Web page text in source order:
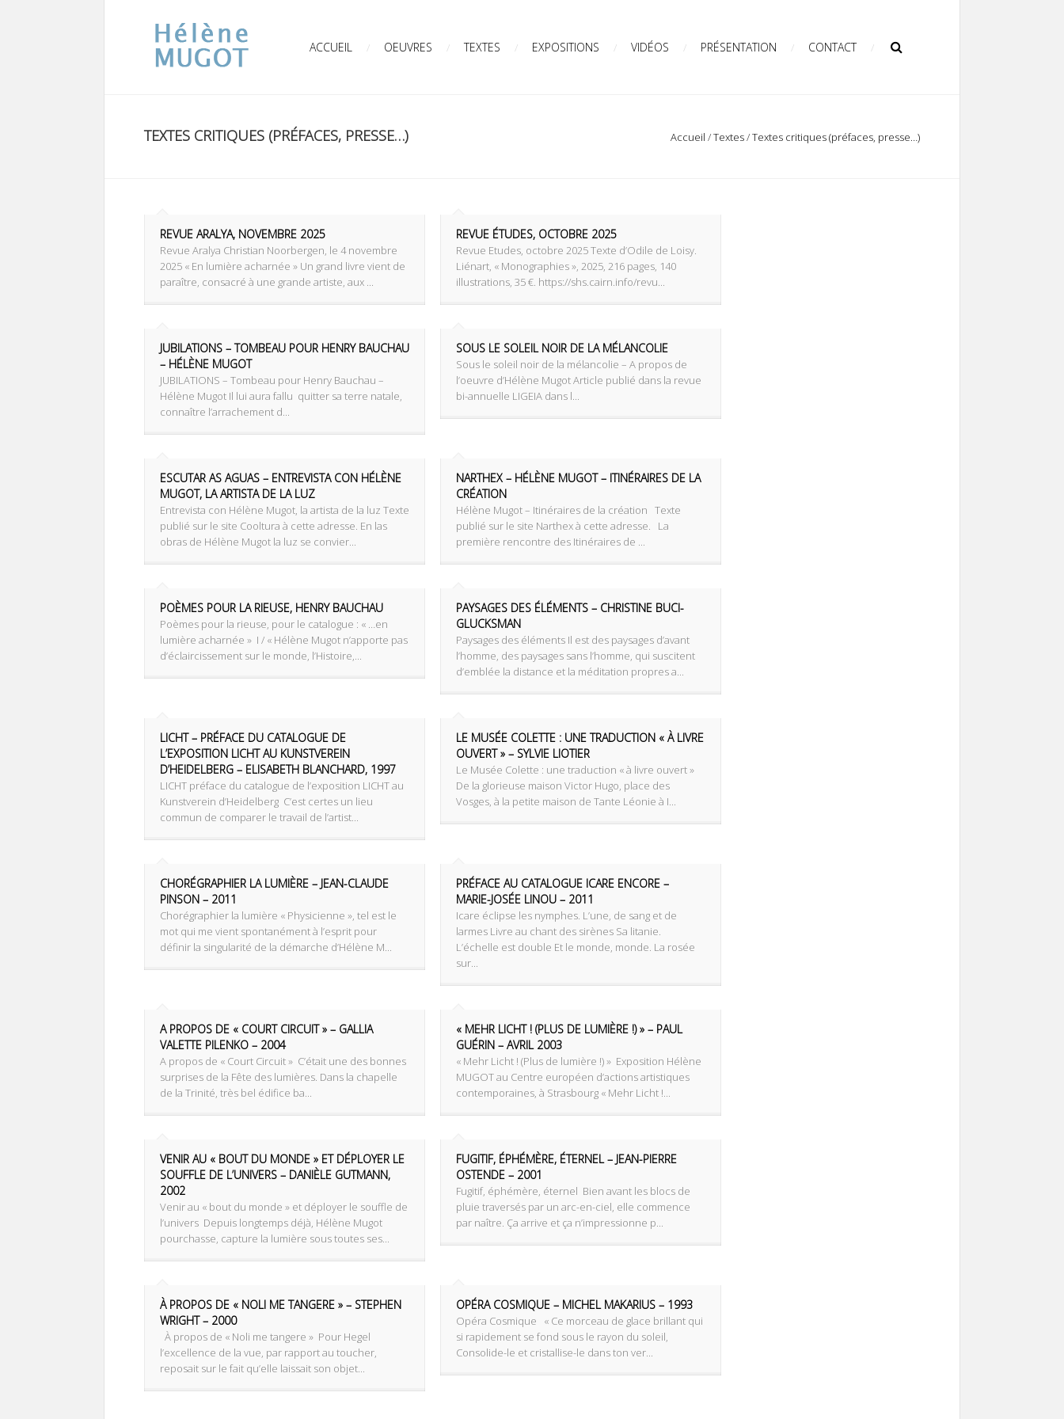
ACCUEIL OEUVRES TEXTES EXPOSITIONS VIDÉOS PRÉSENTATION CONTACT
TEXTES CRITIQUES (PRÉFACES, PRESSE…) Accueil /Textes/Textes critiques (préfaces, presse…)
REVUE ARALYA, NOVEMBRE 2025
Revue Aralya Christian Noorbergen, le 4 novembre
2025 « En lumière acharnée » Un grand livre vient de
paraître, consacré à une grande artiste, aux ...
REVUE ÉTUDES, OCTOBRE 2025
Revue Etudes, octobre 2025 Texte d’Odile de Loisy.
Liénart, « Monographies », 2025, 216 pages, 140
illustrations, 35 €. https://shs.cairn.info/revu...
JUBILATIONS – TOMBEAU POUR HENRY BAUCHAU
– HÉLÈNE MUGOT
JUBILATIONS – Tombeau pour Henry Bauchau –
Hélène Mugot Il lui aura fallu quitter sa terre natale,
connaître l’arrachement d...
SOUS LE SOLEIL NOIR DE LA MÉLANCOLIE
Sous le soleil noir de la mélancolie – A propos de
l’oeuvre d’Hélène Mugot Article publié dans la revue
bi-annuelle LIGEIA dans l...
ESCUTAR AS AGUAS – ENTREVISTA CON HÉLÈNE
MUGOT, LA ARTISTA DE LA LUZ
Entrevista con Hélène Mugot, la artista de la luz Texte
publié sur le site Cooltura à cette adresse. En las
obras de Hélène Mugot la luz se convier...
NARTHEX – HÉLÈNE MUGOT – ITINÉRAIRES DE LA
CRÉATION
Hélène Mugot – Itinéraires de la création Texte
publié sur le site Narthex à cette adresse. La
première rencontre des Itinéraires de ...
POÈMES POUR LA RIEUSE, HENRY BAUCHAU
‌Poèmes pour la rieuse, pour le catalogue : « …en
lumière acharnée » ‌ I / « Hélène Mugot n’apporte pas
d’éclaircissement sur le monde, l’Histoire,...
PAYSAGES DES ÉLÉMENTS – CHRISTINE BUCI-
GLUCKSMAN
Paysages des éléments Il est des paysages d’avant
l’homme, des paysages sans l’homme, qui suscitent
d’emblée la distance et la méditation propres a...
LICHT – PRÉFACE DU CATALOGUE DE
L’EXPOSITION LICHT AU KUNSTVEREIN
D’HEIDELBERG – ELISABETH BLANCHARD, 1997
LICHT préface du catalogue de l’exposition LICHT au
Kunstverein d’Heidelberg ‌ C’est certes un lieu
commun de comparer le travail de l’artist...
LE MUSÉE COLETTE : UNE TRADUCTION « À LIVRE
OUVERT » – SYLVIE LIOTIER
Le Musée Colette : une traduction « à livre ouvert » ‌
De la glorieuse maison Victor Hugo, place des
Vosges, à la petite maison de Tante Léonie à I...
CHORÉGRAPHIER LA LUMIÈRE – JEAN-CLAUDE
PINSON – 2011
Chorégraphier la lumière « Physicienne », tel est le
mot qui me vient spontanément à l’esprit pour
définir la singularité de la démarche d’Hélène M...
PRÉFACE AU CATALOGUE ICARE ENCORE –
MARIE-JOSÉE LINOU – 2011
Icare éclipse les nymphes. L’une, de sang et de
larmes Livre au chant des sirènes Sa litanie.
L’échelle est double Et le monde, monde. La rosée
sur...
A PROPOS DE « COURT CIRCUIT » – GALLIA
VALETTE PILENKO – 2004
A propos de « Court Circuit » ‌ C’était une des bonnes
surprises de la Fête des lumières. Dans la chapelle
de la Trinité, très bel édifice ba...
« MEHR LICHT ! (PLUS DE LUMIÈRE !) » – PAUL
GUÉRIN – AVRIL 2003
« Mehr Licht ! (Plus de lumière !) » ‌ Exposition Hélène
MUGOT au Centre européen d’actions artistiques
contemporaines, à Strasbourg « Mehr Licht !...
VENIR AU « BOUT DU MONDE » ET DÉPLOYER LE
SOUFFLE DE L’UNIVERS – DANIÈLE GUTMANN,
2002
Venir au « bout du monde » et déployer le souffle de
l’univers ‌ Depuis longtemps déjà, Hélène Mugot
pourchasse, capture la lumière sous toutes ses...
FUGITIF, ÉPHÉMÈRE, ÉTERNEL – JEAN-PIERRE
OSTENDE – 2001
Fugitif, éphémère, éternel ‌ Bien avant les blocs de
pluie traversés par un arc-en-ciel, elle commence
par naître. Ça arrive et ça n’impressionne p...
À PROPOS DE « NOLI ME TANGERE » – STEPHEN
WRIGHT – 2000
À propos de « Noli me tangere » ‌ Pour Hegel
l’excellence de la vue, par rapport au toucher,
reposait sur le fait qu’elle laissait son objet...
OPÉRA COSMIQUE – MICHEL MAKARIUS – 1993
Opéra Cosmique « Ce morceau de glace brillant qui
si rapidement se fond sous le rayon du soleil,
Consolide-le et cristallise-le dans ton ver...